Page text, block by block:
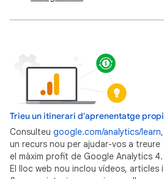
Trieu un itinerari d'aprenentatge propi
Consulteu google.com/analytics/learn,
un recurs nou per ajudar-vos a treure
el màxim profit de Google Analytics 4.
El lloc web nou inclou vídeos, articles i